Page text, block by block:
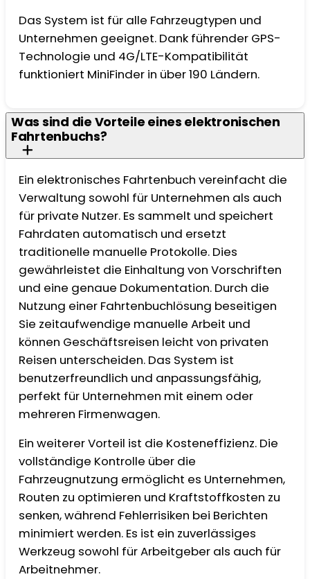
Das System ist für alle Fahrzeugtypen und
Unternehmen geeignet. Dank führender GPS-
Technologie und 4G/LTE-Kompatibilität
funktioniert MiniFinder in über 190 Ländern.
Was sind die Vorteile eines elektronischen
Fahrtenbuchs?
Ein elektronisches Fahrtenbuch vereinfacht die
Verwaltung sowohl für Unternehmen als auch
für private Nutzer. Es sammelt und speichert
Fahrdaten automatisch und ersetzt
traditionelle manuelle Protokolle. Dies
gewährleistet die Einhaltung von Vorschriften
und eine genaue Dokumentation. Durch die
Nutzung einer Fahrtenbuchlösung beseitigen
Sie zeitaufwendige manuelle Arbeit und
können Geschäftsreisen leicht von privaten
Reisen unterscheiden. Das System ist
benutzerfreundlich und anpassungsfähig,
perfekt für Unternehmen mit einem oder
mehreren Firmenwagen.
Ein weiterer Vorteil ist die Kosteneffizienz. Die
vollständige Kontrolle über die
Fahrzeugnutzung ermöglicht es Unternehmen,
Routen zu optimieren und Kraftstoffkosten zu
senken, während Fehlerrisiken bei Berichten
minimiert werden. Es ist ein zuverlässiges
Werkzeug sowohl für Arbeitgeber als auch für
Arbeitnehmer.